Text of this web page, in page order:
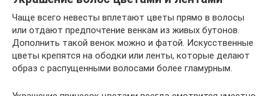
Чаще всего невесты вплетают цветы прямо в волосы
или отдают предпочтение венкам из живых бутонов.
Дополнить такой венок можно и фатой. Искусственные
цветы крепятся на ободки или ленты, которые делают
образ с распущенными волосами более гламурным.